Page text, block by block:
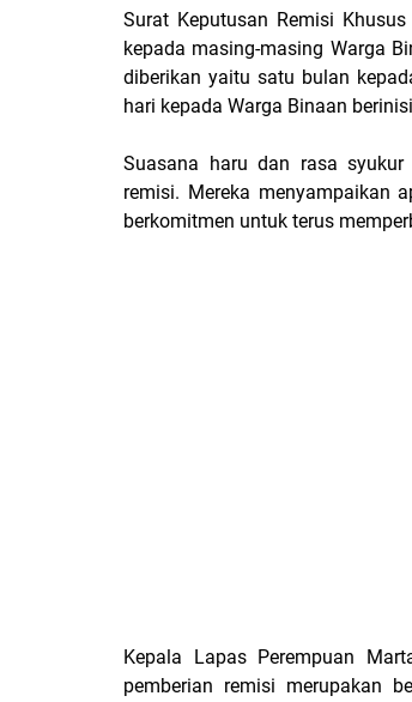
Surat Keputusan Remisi
kepada masing-masing Warga
diberikan yaitu satu bulan
hari kepada Warga Binaan
Suasana haru dan rasa
remisi. Mereka menyampaikan
berkomitmen untuk terus
Kepala Lapas Perempuan
pemberian remisi merupakan